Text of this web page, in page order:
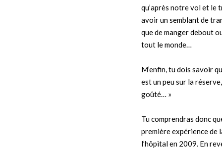
qu’après notre vol et le
avoir un semblant de
que de manger debout
tout le monde…
M’enfin, tu dois savoir
est un peu sur la
goûté… »
Tu comprendras donc
première expérience de
l’hôpital en 2009. En